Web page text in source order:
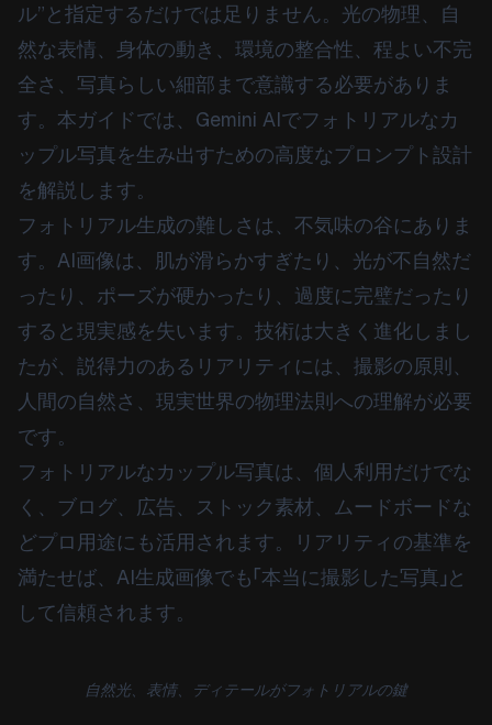
ル”と指定するだけでは足りません。光の物理、自
然な表情、身体の動き、環境の整合性、程よい不完
全さ、写真らしい細部まで意識する必要がありま
す。本ガイドでは、Gemini AIでフォトリアルなカ
ップル写真を生み出すための高度なプロンプト設計
を解説します。
フォトリアル生成の難しさは、不気味の谷にありま
す。AI画像は、肌が滑らかすぎたり、光が不自然だ
ったり、ポーズが硬かったり、過度に完璧だったり
すると現実感を失います。技術は大きく進化しまし
たが、説得力のあるリアリティには、撮影の原則、
人間の自然さ、現実世界の物理法則への理解が必要
です。
フォトリアルなカップル写真は、個人利用だけでな
く、ブログ、広告、ストック素材、ムードボードな
どプロ用途にも活用されます。リアリティの基準を
満たせば、AI生成画像でも「本当に撮影した写真」と
して信頼されます。
自然光、表情、ディテールがフォトリアルの鍵